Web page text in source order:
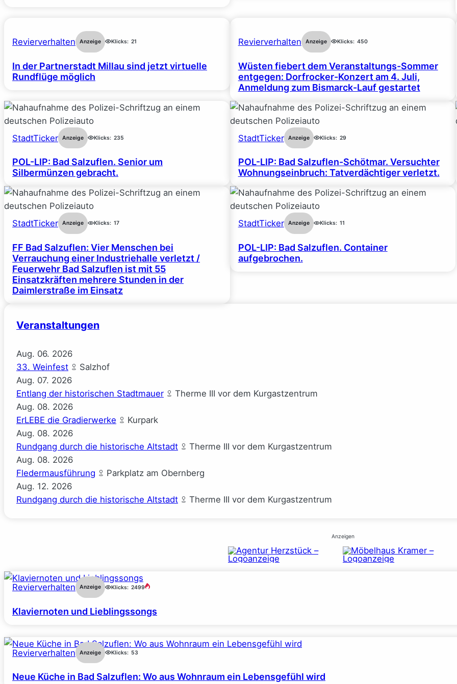
Revierverhalten Anzeige Klicks: 21
In der Partnerstadt Millau sind jetzt virtuelle
Rundflüge möglich
Revierverhalten Anzeige Klicks: 450
Wüsten fiebert dem Veranstaltungs-Sommer
entgegen: Dorfrocker-Konzert am 4. Juli,
Anmeldung zum Bismarck-Lauf gestartet
StadtTicker Anzeige Klicks: 235
POL-LIP: Bad Salzuflen. Senior um
Silbermünzen gebracht.
StadtTicker Anzeige Klicks: 29
POL-LIP: Bad Salzuflen-Schötmar. Versuchter
Wohnungseinbruch: Tatverdächtiger verletzt.
StadtTicker Anzeige Klicks: 17
FF Bad Salzuflen: Vier Menschen bei
Verrauchung einer Industriehalle verletzt /
Feuerwehr Bad Salzuflen ist mit 55
Einsatzkräften mehrere Stunden in der
Daimlerstraße im Einsatz
StadtTicker Anzeige Klicks: 11
POL-LIP: Bad Salzuflen. Container
aufgebrochen.
Veranstaltungen
Aug. 06. 2026
33. Weinfest
Salzhof
Aug. 07. 2026
Entlang der historischen Stadtmauer
Therme III vor dem Kurgastzentrum
Aug. 08. 2026
ErLEBE die Gradierwerke
Kurpark
Aug. 08. 2026
Rundgang durch die historische Altstadt
Therme III vor dem Kurgastzentrum
Aug. 08. 2026
Fledermausführung
Parkplatz am Obernberg
Aug. 12. 2026
Rundgang durch die historische Altstadt
Therme III vor dem Kurgastzentrum
Anzeigen
Revierverhalten Anzeige Klicks: 2499
Klaviernoten und Lieblingssongs
Revierverhalten Anzeige Klicks: 53
Neue Küche in Bad Salzuflen: Wo aus Wohnraum ein Lebensgefühl wird